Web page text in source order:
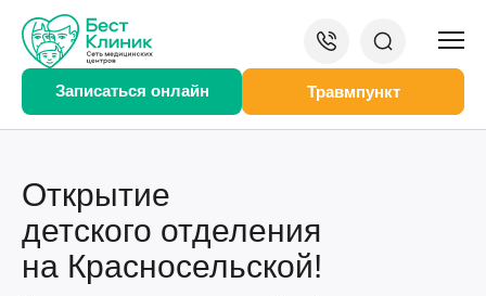
Записаться онлайн Травмпункт
Открытие
детского отделения
на Красносельской!